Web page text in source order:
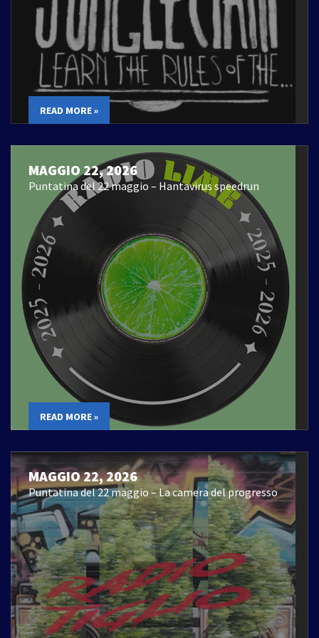
READ MORE »
MAGGIO 22, 2026
Puntatina del 22 maggio – Hantavirus speedrun
READ MORE »
MAGGIO 22, 2026
Puntatina del 22 maggio – La camera del progresso